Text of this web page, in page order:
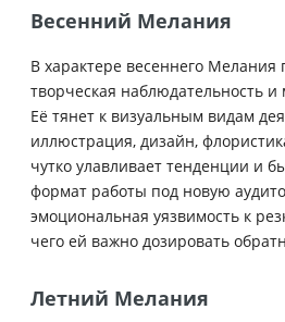
Весенний Мелания
В характере весеннего Мелания
творческая наблюдательность
Её тянет к визуальным видам
иллюстрация, дизайн,
чутко улавливает тенденции и
формат работы под новую
эмоциональная уязвимость к
чего ей важно дозировать
Летний Мелания